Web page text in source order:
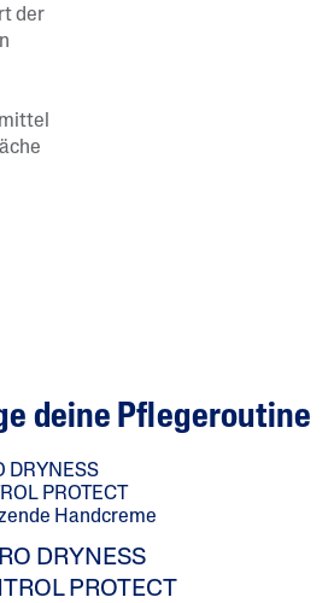
der
deine Pflegeroutine
DRYNESS
PROTECT